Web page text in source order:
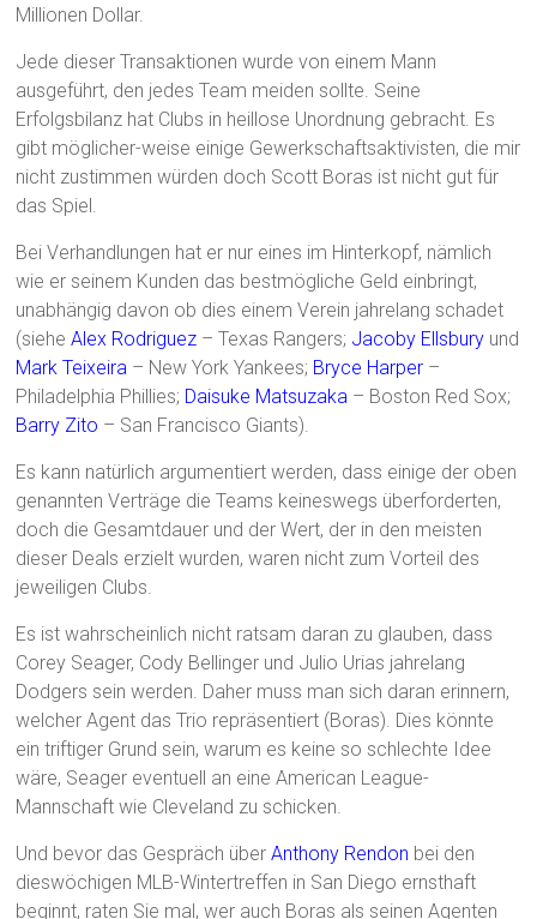
Millionen Dollar.
Jede dieser Transaktionen wurde von einem Mann
ausgeführt, den jedes Team meiden sollte. Seine
Erfolgsbilanz hat Clubs in heillose Unordnung gebracht. Es
gibt möglicher-weise einige Gewerkschaftsaktivisten, die mir
nicht zustimmen würden doch Scott Boras ist nicht gut für
das Spiel.
Bei Verhandlungen hat er nur eines im Hinterkopf, nämlich
wie er seinem Kunden das bestmögliche Geld einbringt,
unabhängig davon ob dies einem Verein jahrelang schadet
(sieheAlex Rodriguez – Texas Rangers; Jacoby Ellsbury und
Mark Teixeira – New York Yankees; Bryce Harper –
Philadelphia Phillies; Daisuke Matsuzaka – Boston Red Sox;
Barry Zito – San Francisco Giants).
Es kann natürlich argumentiert werden, dass einige der oben
genannten Verträge die Teams keineswegs überforderten,
doch die Gesamtdauer und der Wert, der in den meisten
dieser Deals erzielt wurden, waren nicht zum Vorteil des
jeweiligen Clubs.
Es ist wahrscheinlich nicht ratsam daran zu glauben, dass
Corey Seager, Cody Bellinger und Julio Urias jahrelang
Dodgers sein werden. Daher muss man sich daran erinnern,
welcher Agent das Trio repräsentiert (Boras). Dies könnte
ein triftiger Grund sein, warum es keine so schlechte Idee
wäre, Seager eventuell an eine American League-
Mannschaft wie Cleveland zu schicken.
Und bevor das Gespräch überAnthony Rendon bei den
dieswöchigen MLB-Wintertreffen in San Diego ernsthaft
beginnt, raten Sie mal, wer auch Boras als seinen Agenten